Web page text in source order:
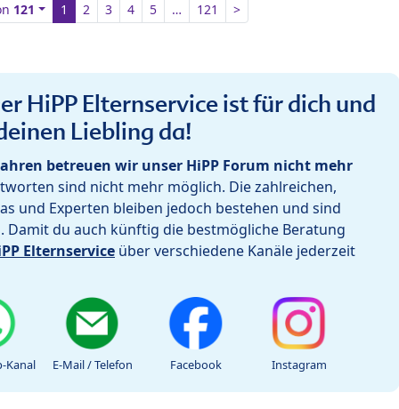
121 1 2 3 4 5 … 121 >
HiPP Elternservice ist für dich und
Liebling da!
betreuen wir unser HiPP Forum nicht mehr
sind nicht mehr möglich. Die zahlreichen,
und Experten bleiben jedoch bestehen und sind
du auch künftig die bestmögliche Beratung
Elternservice über verschiedene Kanäle jederzeit
Kanal E-Mail / Telefon Facebook Instagram